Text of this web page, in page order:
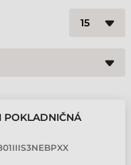
POKLADNIČNÁ